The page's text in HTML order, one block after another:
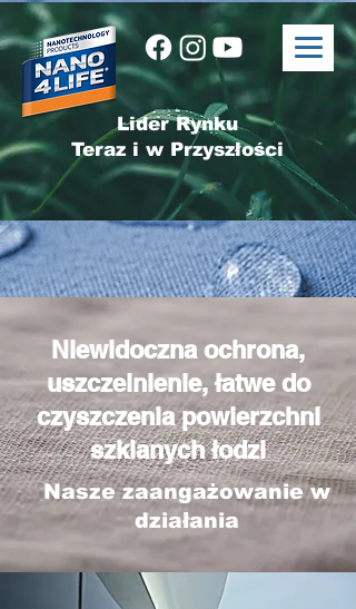
Lider Rynku
Teraz i w Przyszłości
Niewidoczna ochrona,
uszczelnienie, łatwe do
czyszczenia powierzchni
szklanych łodzi
Nasze zaangażowanie w
działania